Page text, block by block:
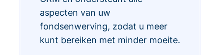
aspecten van uw
fondsenwerving, zodat u meer
kunt bereiken met minder moeite.